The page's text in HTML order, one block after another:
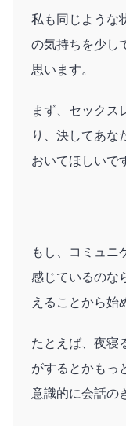
私も同じような
の気持ちを少し
思います。
まず、セックス
り、決してあな
おいてほしいで
もし、コミュニ
感じているのな
えることから始
たとえば、夜寝
がするとかもっ
意識的に会話の